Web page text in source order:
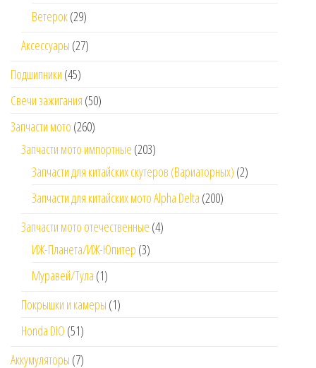
Ветерок(29)
Аксессуары (27)
Подшипники (45)
Свечи зажигания (50)
Запчасти мото (260)
Запчасти мото импортные (203)
Запчасти для китайских скутеров (Вариаторных) (2)
Запчасти для китайских мото Alpha Delta (200)
Запчасти мото отечественные (4)
ИЖ-Планета/ИЖ-Юпитер (3)
Муравей/Тула (1)
Покрышки и камеры (1)
Honda DIO (51)
Аккумуляторы (7)